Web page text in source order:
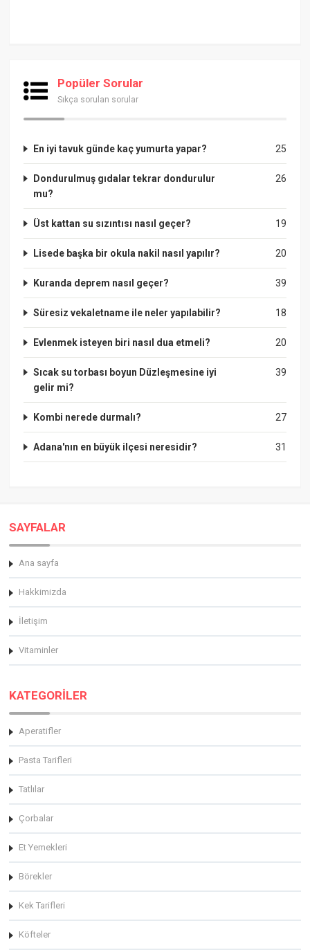
Popüler Sorular
Sıkça sorulan sorular
25
En iyi tavuk günde kaç yumurta yapar?
26
Dondurulmuş gıdalar tekrar dondurulur
mu?
19
Üst kattan su sızıntısı nasıl geçer?
20
Lisede başka bir okula nakil nasıl yapılır?
39
Kuranda deprem nasıl geçer?
18
Süresiz vekaletname ile neler yapılabilir?
20
Evlenmek isteyen biri nasıl dua etmeli?
39
Sıcak su torbası boyun Düzleşmesine iyi
gelir mi?
27
Kombi nerede durmalı?
31
Adana'nın en büyük ilçesi neresidir?
SAYFALAR
Ana sayfa
Hakkimizda
İletişim
Vitaminler
KATEGORİLER
Aperatifler
Pasta Tarifleri
Tatlılar
Çorbalar
Et Yemekleri
Börekler
Kek Tarifleri
Köfteler